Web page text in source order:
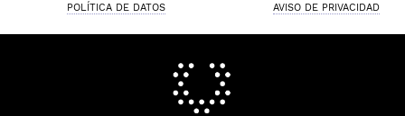
POLÍTICA DE DATOS
AVISO DE PRIVACIDAD